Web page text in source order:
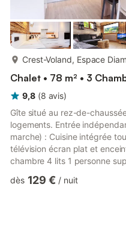
Crest-Voland, Espace
Chalet • 78 m² • 3
9,8 (8 avis)
Gîte situé au rez-de-
logements. Entrée
marche) : Cuisine intégrée
télévision écran plat et
chambre 4 lits 1 personne
personnes 160x200cm avec
dès 129 € / nuit